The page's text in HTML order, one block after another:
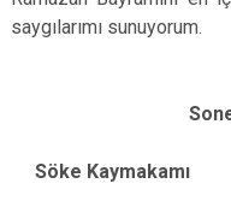
saygılarımı sunuyorum.
Söke Kaymakamı